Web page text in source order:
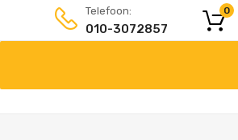
Telefoon:
010-3072857
0
de